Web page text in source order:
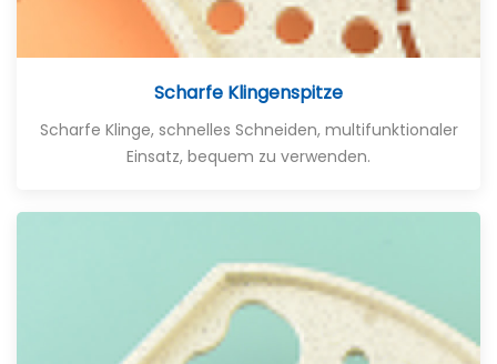
Scharfe Klingenspitze
Scharfe Klinge, schnelles Schneiden, multifunktionaler
Einsatz, bequem zu verwenden.